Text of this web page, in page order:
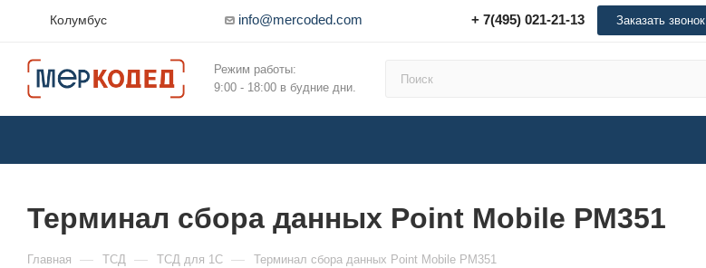
Колумбус info@mercoded.com + 7(495) 021-21-13 Заказать звонок
Режим работы:
9:00 - 18:00 в будние дни.
Терминал сбора данных Point Mobile PM351
Главная — ТСД — ТСД для 1С — Терминал сбора данных Point Mobile PM351